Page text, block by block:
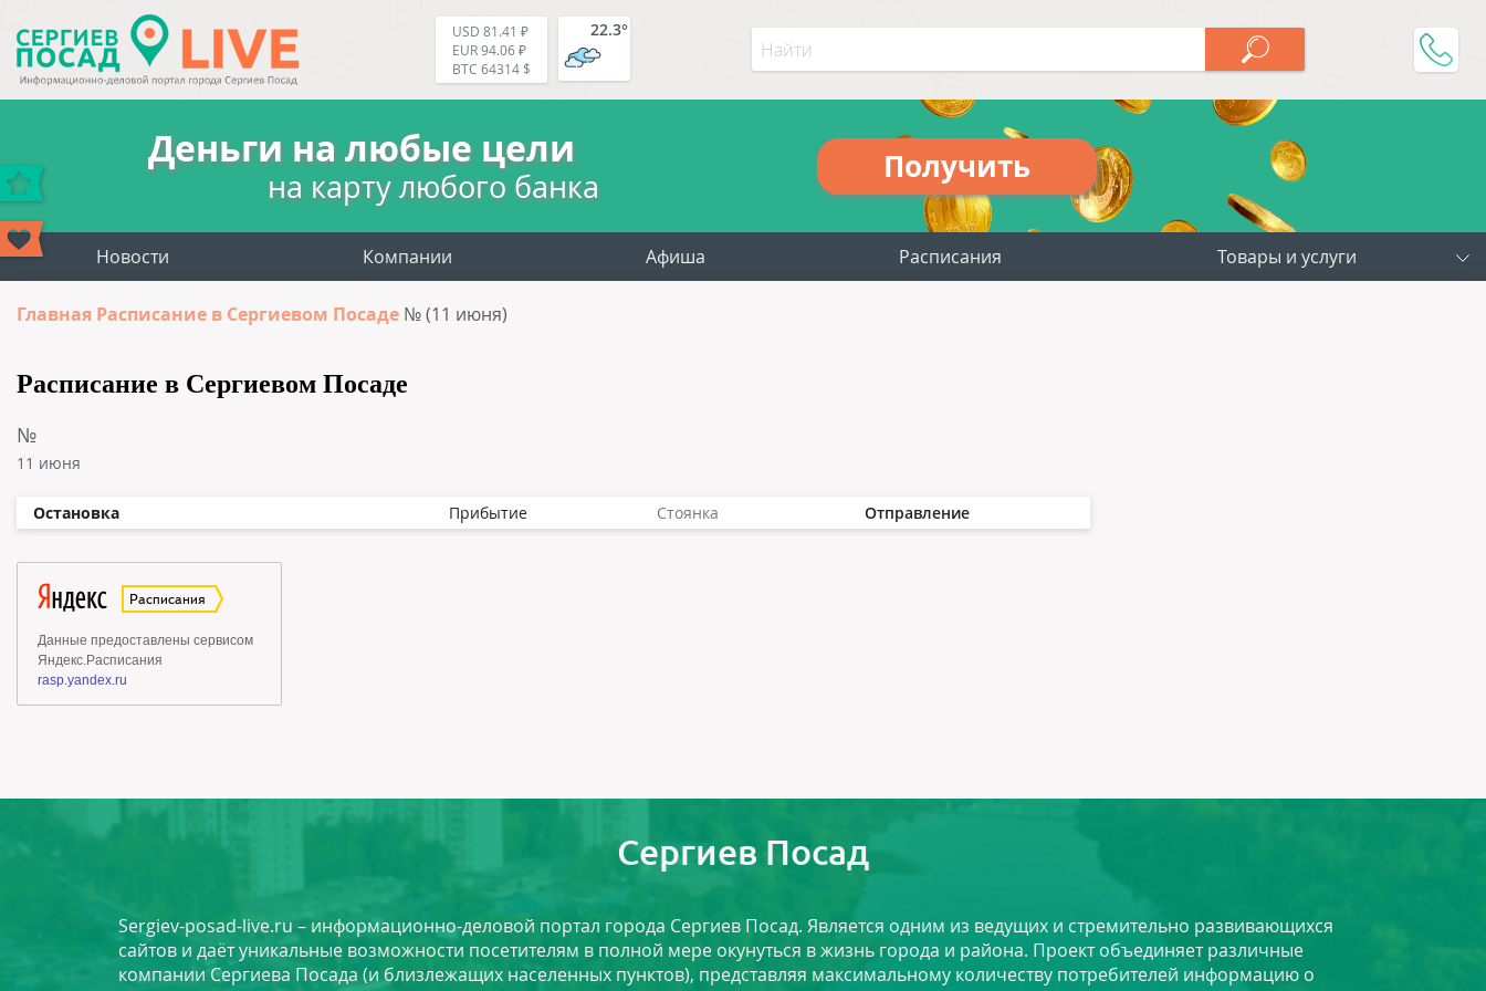
USD 81.41 ₽
EUR 94.06 ₽
BTC 64314 $
22.3°
Деньги на любые цели
на карту любого банка
Получить
Новости Компании Афиша Расписания Товары и услуги
Главная Расписание в Сергиевом Посаде № (11 июня)
Расписание в Сергиевом Посаде
№
11 июня
Остановка Прибытие Стоянка Отправление
Сергиев Посад
Sergiev-posad-live.ru – информационно-деловой портал города Сергиев Посад. Является одним из ведущих и стремительно развивающихся
сайтов и даёт уникальные возможности посетителям в полной мере окунуться в жизнь города и района. Проект объединяет различные
компании Сергиева Посада (и близлежащих населенных пунктов), представляя максимальному количеству потребителей информацию о